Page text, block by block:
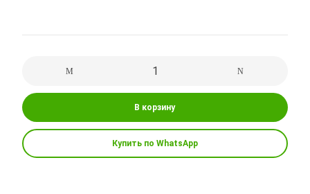
В корзину
Купить по WhatsApp